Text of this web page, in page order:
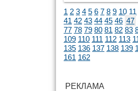
1 2 3 4 5 6 7 8 9 10 11
41 42 43 44 45 46 47
77 78 79 80 81 82 83
109 110 111 112 113
135 136 137 138 139
161 162
РЕКЛАМА